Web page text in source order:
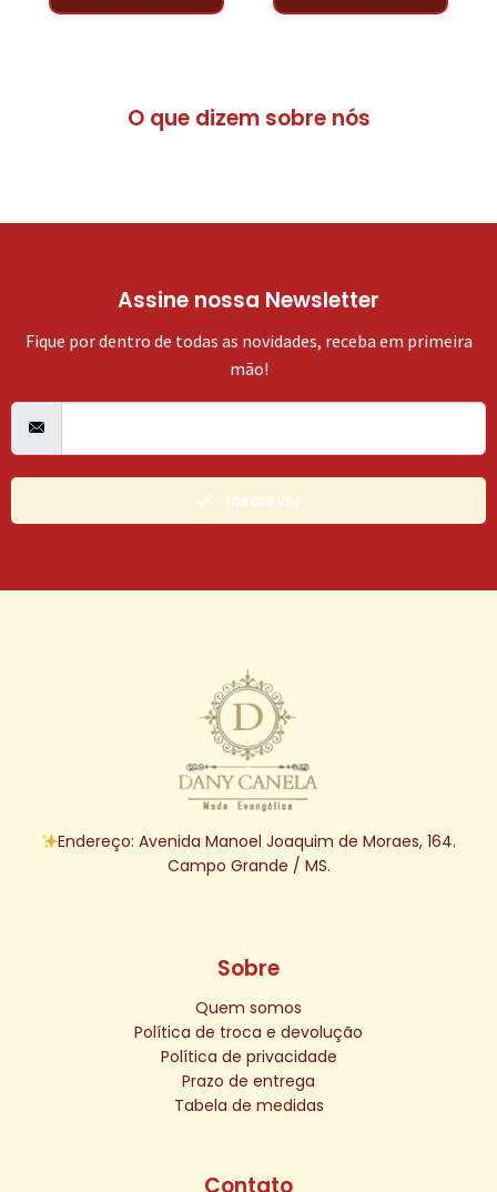
O que dizem sobre nós
Assine nossa Newsletter
Fique por dentro de todas as novidades, receba em primeira
mão!
Inscrever
Endereço: Avenida Manoel Joaquim de Moraes, 164.
Campo Grande / MS.
Sobre
Quem somos
Política de troca e devolução
Política de privacidade
Prazo de entrega
Tabela de medidas